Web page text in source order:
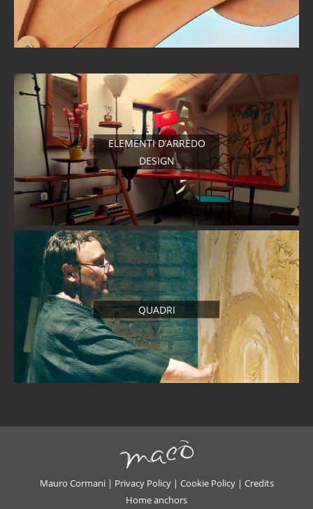
ELEMENTI D’ARREDO
DESIGN
QUADRI
Mauro Cormani | Privacy Policy| Cookie Policy| Credits
Home anchors